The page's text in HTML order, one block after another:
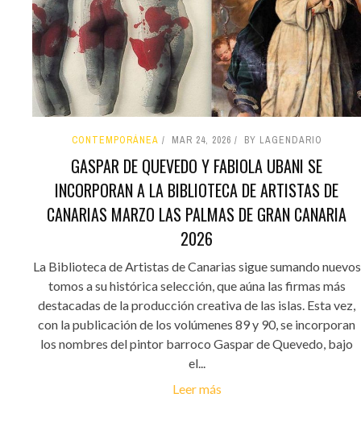
CONTEMPORÁNEA MAR 24, 2026 BY LAGENDARIO
GASPAR DE QUEVEDO Y FABIOLA UBANI SE
INCORPORAN A LA BIBLIOTECA DE ARTISTAS DE
CANARIAS MARZO LAS PALMAS DE GRAN CANARIA
2026
La Biblioteca de Artistas de Canarias sigue sumando nuevos
tomos a su histórica selección, que aúna las firmas más
destacadas de la producción creativa de las islas. Esta vez,
con la publicación de los volúmenes 89 y 90, se incorporan
los nombres del pintor barroco Gaspar de Quevedo, bajo
el...
Leer más